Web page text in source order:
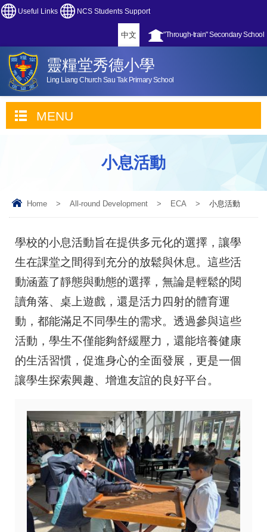
Useful Links NCS Students Support
"Through-train" Secondary School
中文
靈糧堂秀德小學
Ling Liang Church Sau Tak Primary School
MENU
小息活動
Home > All-round Development > ECA > 小息活動
學校的小息活動旨在提供多元化的選擇，讓學
生在課堂之間得到充分的放鬆與休息。這些活
動涵蓋了靜態與動態的選擇，無論是輕鬆的閱
讀角落、桌上遊戲，還是活力四射的體育運
動，都能滿足不同學生的需求。透過參與這些
活動，學生不僅能夠舒緩壓力，還能培養健康
的生活習慣，促進身心的全面發展，更是一個
讓學生探索興趣、增進友誼的良好平台。